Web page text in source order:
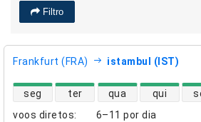
Filtro
Frankfurt (FRA) istambul (IST)
voos diretos:
6–11 por dia
disponibilidade de voos diretos
seg ter qua qui